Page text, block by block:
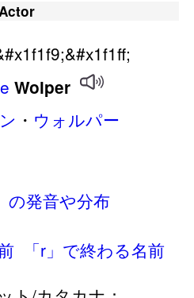
Wolper
・ ウォルパー
の発音や分布
「r」で終わる名前